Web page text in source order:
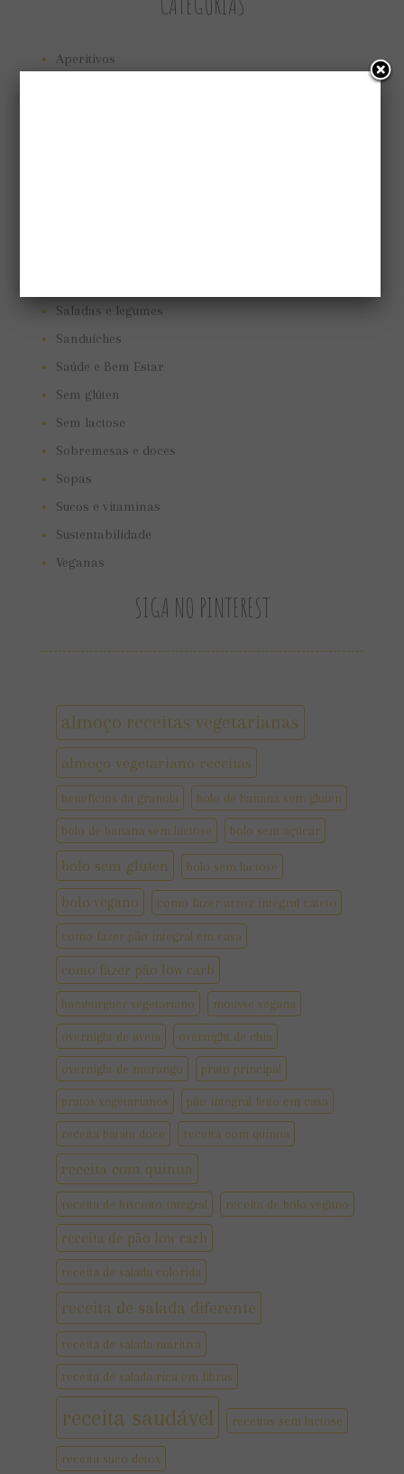
Aperitivos
Saladas e legumes
Sanduíches
Saúde e Bem Estar
Sem glúten
Sem lactose
Sobremesas e doces
Sopas
Sucos e vitaminas
Sustentabilidade
Veganas
SIGA NO PINTEREST
almoço receitas vegetarianas
almoço vegetariano receitas
benefícios da granola bolo de banana sem gluten
bolo de banana sem lactose bolo sem açúcar
bolo sem gluten bolo sem lactose
bolo vegano como fazer arroz integral cateto
como fazer pão integral em casa
como fazer pão low carb
hamburguer vegetariano mousse vegana
overnight de aveia overnight de chia
overnight de morango prato principal
pratos vegetarianos pão integral feito em casa
receita batata doce receita com quinoa
receita com quinua
receita de biscoito integral receita de bolo vegano
receita de pão low carb
receita de salada colorida
receita de salada diferente
receita de salada nutritiva
receita de salada rica em fibras
receita saudável receitas sem lactose
receita suco detox